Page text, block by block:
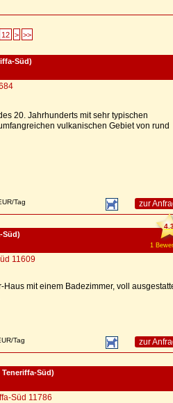
12 > >>
Süd)
20. Jahrhunderts mit sehr typischen
vulkanischen Gebiet von rund
Tag zur
1
Süd)
11609
Haus mit einem Badezimmer, voll
Tag zur
Süd)
Süd 11786